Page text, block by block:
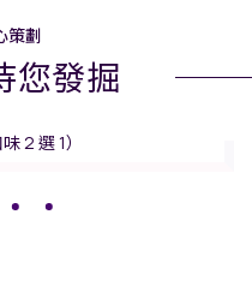
策劃
您發掘